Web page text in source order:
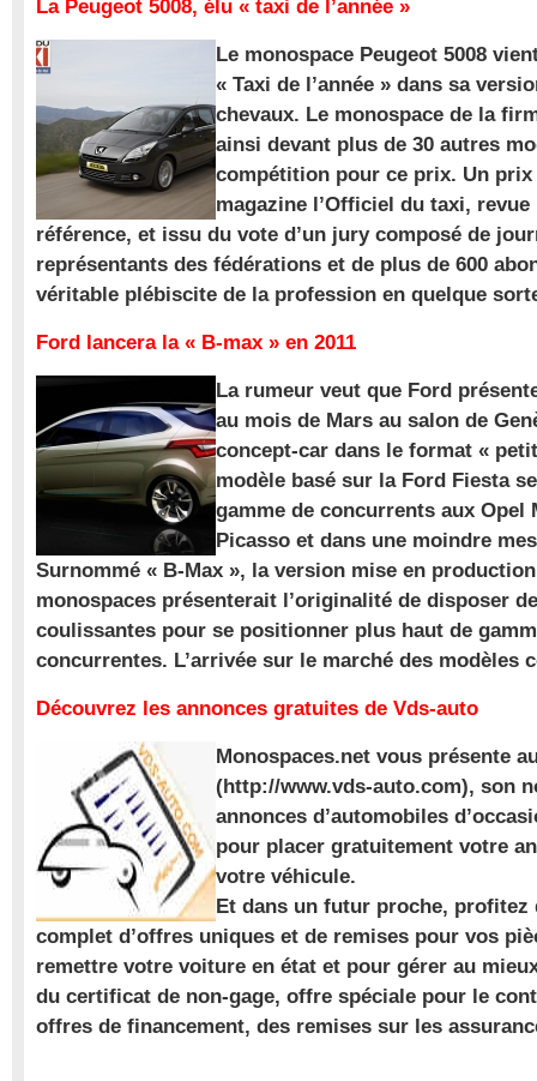
La Peugeot 5008, élu « taxi de l’année »
Le monospace Peugeot 5008
« Taxi de l’année » dans sa
chevaux. Le monospace de la
ainsi devant plus de 30 autres
compétition pour ce prix. Un
magazine l’Officiel du taxi,
référence, et issu du vote d’un jury composé de
représentants des fédérations et de plus de 600
véritable plébiscite de la profession en quelque
Ford lancera la « B-max » en 2011
La rumeur veut que Ford
au mois de Mars au salon de
concept-car dans le format «
modèle basé sur la Ford Fiesta
gamme de concurrents aux Opel
Picasso et dans une moindre
Surnommé « B-Max », la version mise en
monospaces présenterait l’originalité de disposer
coulissantes pour se positionner plus haut de
concurrentes. L’arrivée sur le marché des modèles
Découvrez les annonces gratuites de Vds-auto
Monospaces.net vous présente
(http://www.vds-auto.com), son
annonces d’automobiles
pour placer gratuitement votre
votre véhicule.
Et dans un futur proche, profitez
complet d’offres uniques et de remises pour vos
remettre votre voiture en état et pour gérer au
du certificat de non-gage, offre spéciale pour le
offres de financement, des remises sur les